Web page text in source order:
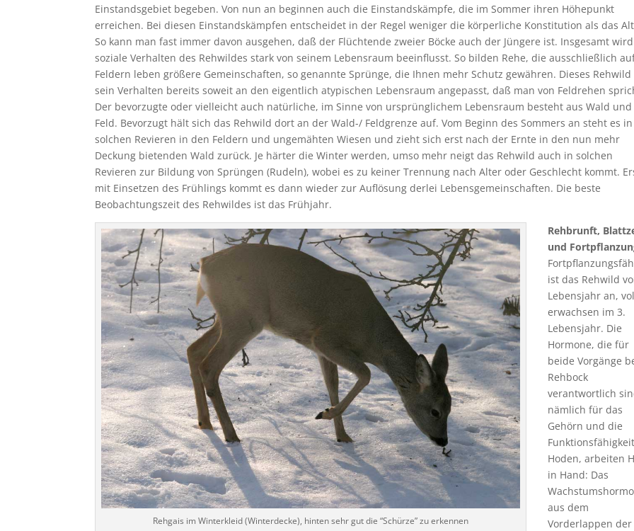
Einstandsgebiet begeben. Von nun an beginnen auch die Einstandskämpfe, die im Sommer ihren Höhepunkt
erreichen. Bei diesen Einstandskämpfen entscheidet in der Regel weniger die körperliche Konstitution als das
So kann man fast immer davon ausgehen, daß der Flüchtende zweier Böcke auch der Jüngere ist. Insgesamt
soziale Verhalten des Rehwildes stark von seinem Lebensraum beeinflusst. So bilden Rehe, die ausschließlich
Feldern leben größere Gemeinschaften, so genannte Sprünge, die Ihnen mehr Schutz gewähren. Dieses
sein Verhalten bereits soweit an den eigentlich atypischen Lebensraum angepasst, daß man von Feldrehen
Der bevorzugte oder vielleicht auch natürliche, im Sinne von ursprünglichem Lebensraum besteht aus Wald und
Feld. Bevorzugt hält sich das Rehwild dort an der Wald-/ Feldgrenze auf. Vom Beginn des Sommers an steht es in
solchen Revieren in den Feldern und ungemähten Wiesen und zieht sich erst nach der Ernte in den nun mehr
Deckung bietenden Wald zurück. Je härter die Winter werden, umso mehr neigt das Rehwild auch in solchen
Revieren zur Bildung von Sprüngen (Rudeln), wobei es zu keiner Trennung nach Alter oder Geschlecht kommt.
mit Einsetzen des Frühlings kommt es dann wieder zur Auflösung derlei Lebensgemeinschaften. Die beste
Beobachtungszeit des Rehwildes ist das Frühjahr.
Rehgais im Winterkleid (Winterdecke), hinten sehr gut die “Schürze” zu erkennen
Rehbrunft,
und
ist das Rehwild
Lebensjahr an,
erwachsen im 3.
Lebensjahr. Die
Hormone, die für
beide Vorgänge
Rehbock
verantwortlich
nämlich für das
Gehörn und die
Hoden, arbeiten
in Hand: Das
aus dem
Vorderlappen der